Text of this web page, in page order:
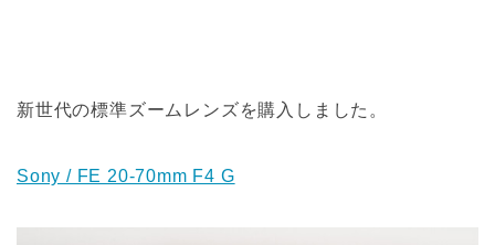
新世代の標準ズームレンズを購入しました。
Sony / FE 20-70mm F4 G